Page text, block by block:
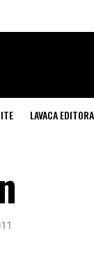
LAVACA EDITORA